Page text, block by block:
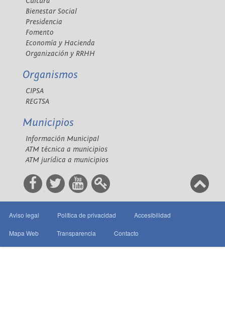
Bienestar Social
Presidencia
Fomento
Economía y Hacienda
Organización y RRHH
Organismos
CIPSA
REGTSA
Municipios
Información Municipal
ATM técnica a municipios
ATM jurídica a municipios
Aviso legal Política de privacidad Accesibilidad
Mapa Web Transparencia Contacto